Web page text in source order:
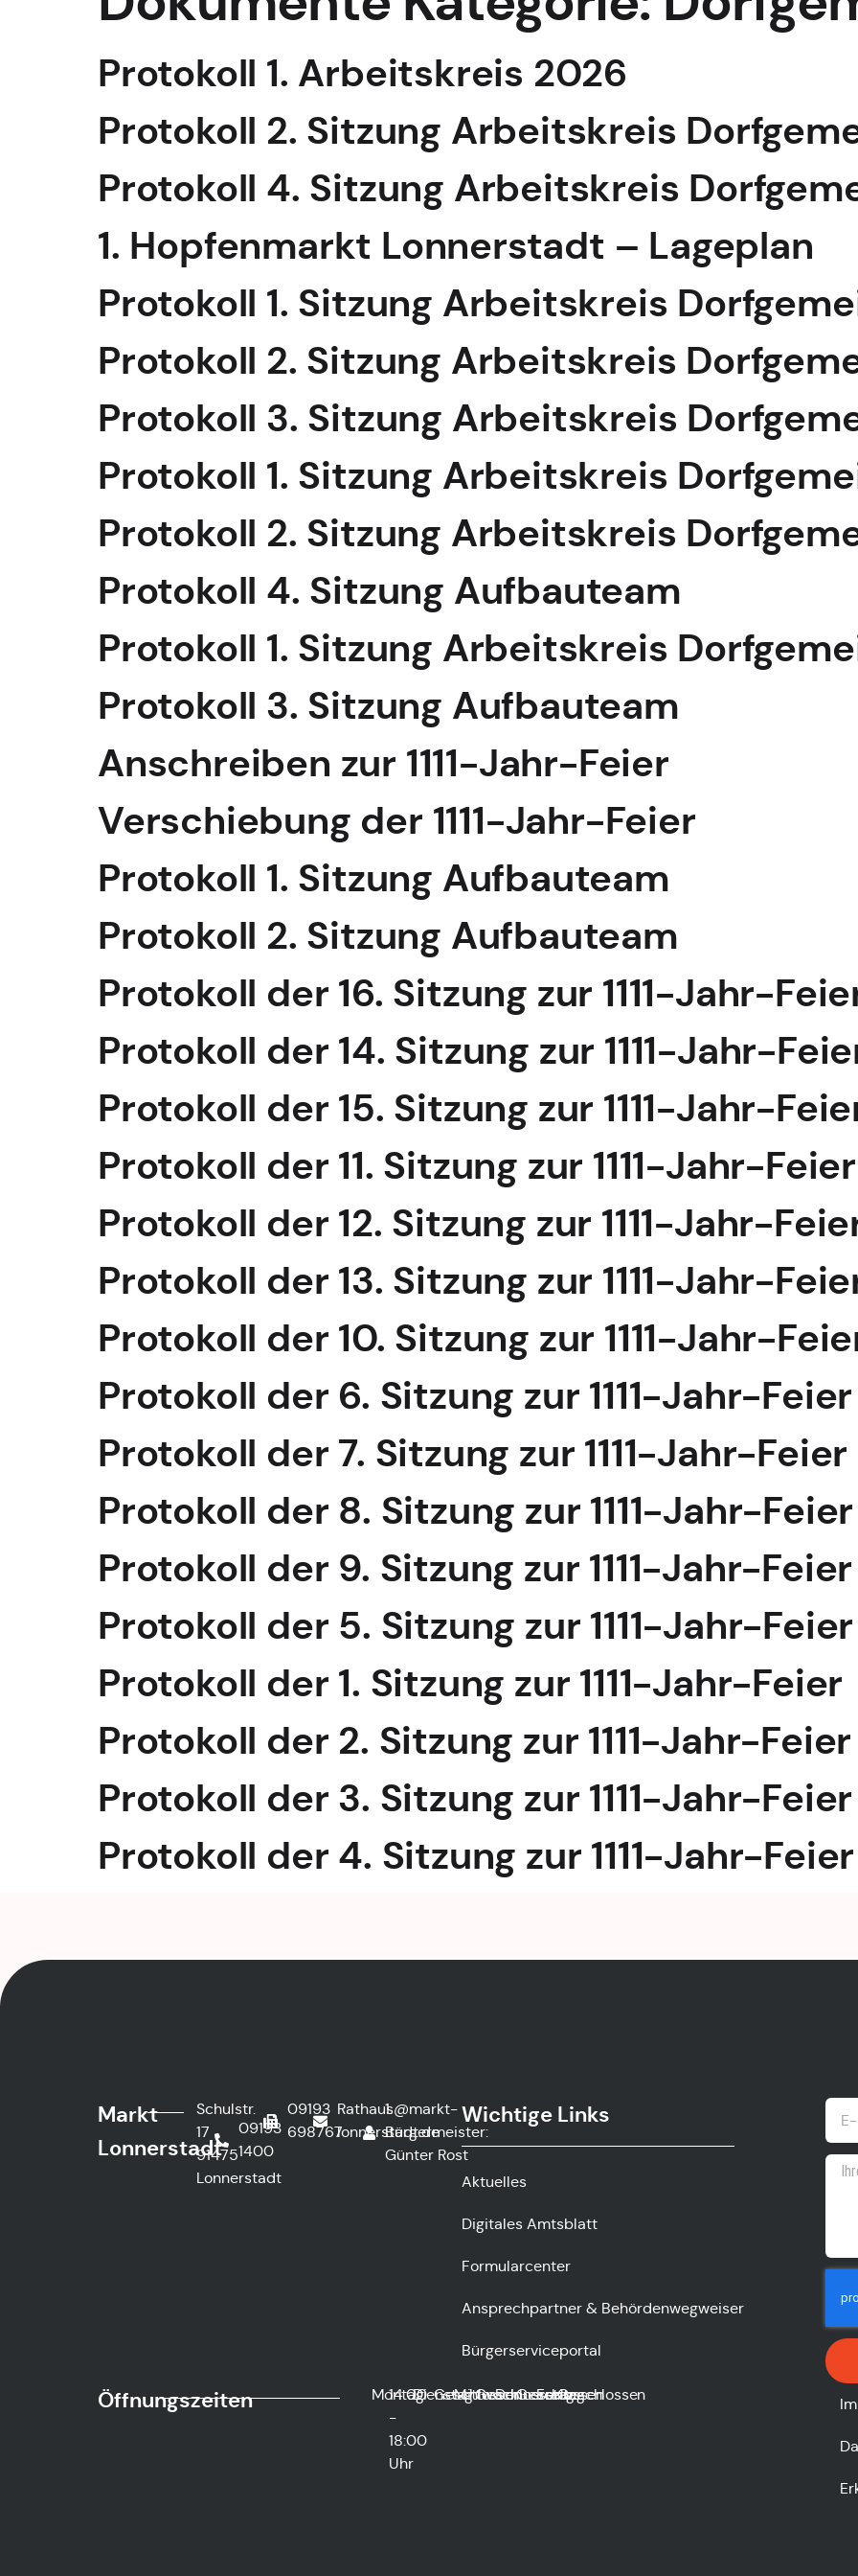
Protokoll 1. Arbeitskreis 2026
Protokoll 2. Sitzung Arbeitskreis
Protokoll 4. Sitzung Arbeitskreis
1. Hopfenmarkt Lonnerstadt – Lageplan
Protokoll 1. Sitzung Arbeitskreis
Protokoll 2. Sitzung Arbeitskreis
Protokoll 3. Sitzung Arbeitskreis
Protokoll 1. Sitzung Arbeitskreis
Protokoll 2. Sitzung Arbeitskreis
Protokoll 4. Sitzung Aufbauteam
Protokoll 1. Sitzung Arbeitskreis
Protokoll 3. Sitzung Aufbauteam
Anschreiben zur 1111-Jahr-Feier
Verschiebung der 1111-Jahr-Feier
Protokoll 1. Sitzung Aufbauteam
Protokoll 2. Sitzung Aufbauteam
Protokoll der 16. Sitzung zur 1111-Jahr-
Protokoll der 14. Sitzung zur 1111-Jahr-
Protokoll der 15. Sitzung zur 1111-Jahr-
Protokoll der 11. Sitzung zur 1111-Jahr-Feier
Protokoll der 12. Sitzung zur 1111-Jahr-
Protokoll der 13. Sitzung zur 1111-Jahr-
Protokoll der 10. Sitzung zur 1111-Jahr-
Protokoll der 6. Sitzung zur 1111-Jahr-Feier
Protokoll der 7. Sitzung zur 1111-Jahr-Feier
Protokoll der 8. Sitzung zur 1111-Jahr-Feier
Protokoll der 9. Sitzung zur 1111-Jahr-Feier
Protokoll der 5. Sitzung zur 1111-Jahr-Feier
Protokoll der 1. Sitzung zur 1111-Jahr-Feier
Protokoll der 2. Sitzung zur 1111-Jahr-Feier
Protokoll der 3. Sitzung zur 1111-Jahr-Feier
Protokoll der 4. Sitzung zur 1111-Jahr-Feier
Markt
Lonnerstadt
Schulstr.
17
91475
Lonnerstadt
09193
1400
09193
698767
Rathaus@markt-
lonnerstadt.de
1.
Bürgermeister:
Günter Rost
Wichtige Links
Aktuelles
Digitales Amtsblatt
Formularcenter
Ansprechpartner & Behördenwegweiser
Bürgerserviceportal
Öffnungszeiten Montag
14:00
-
18:00
Uhr
Dienstag
Geschlossen
Mittwoch
Geschlossen
Donnerstag
Geschlossen
Freitag
Geschlossen